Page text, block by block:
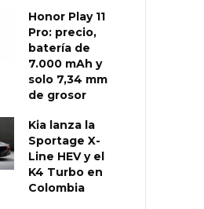
Honor Play 11
Pro: precio,
batería de
7.000 mAh y
solo 7,34 mm
de grosor
Kia lanza la
Sportage X-
Line HEV y el
K4 Turbo en
Colombia